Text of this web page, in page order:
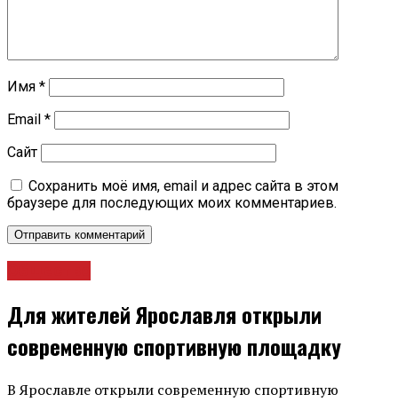
Имя *
Email *
Сайт
Сохранить моё имя, email и адрес сайта в этом
браузере для последующих моих комментариев.
Для жителей Ярославля открыли
современную спортивную площадку
В Ярославле открыли современную спортивную